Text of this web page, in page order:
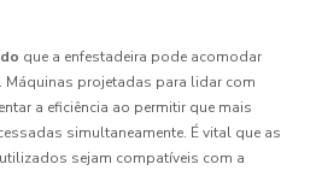
que a enfestadeira pode acomodar
Máquinas projetadas para lidar com
a eficiência ao permitir que mais
simultaneamente. É vital que as
sejam compatíveis com a